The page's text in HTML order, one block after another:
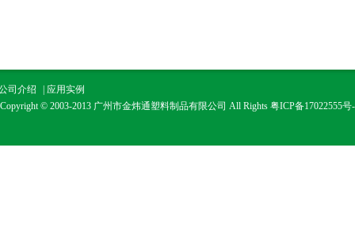
司介绍
应用实例
Copyright © 2003-2013 广州市金炜通塑料制品有限公司 All Rights 粤ICP备17022555号